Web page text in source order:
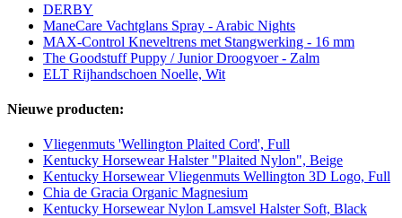
DERBY
ManeCare Vachtglans Spray - Arabic Nights
MAX-Control Kneveltrens met Stangwerking - 16 mm
The Goodstuff Puppy / Junior Droogvoer - Zalm
ELT Rijhandschoen Noelle, Wit
Nieuwe producten:
Vliegenmuts 'Wellington Plaited Cord', Full
Kentucky Horsewear Halster "Plaited Nylon", Beige
Kentucky Horsewear Vliegenmuts Wellington 3D Logo, Full
Chia de Gracia Organic Magnesium
Kentucky Horsewear Nylon Lamsvel Halster Soft, Black